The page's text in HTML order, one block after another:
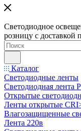
Светодиодное
розницу с доставкой
Каталог
Светодиодные ленты
Светодиодная лента
Открытые
Ленты открытые
Влагозащищенные
Лента 220в